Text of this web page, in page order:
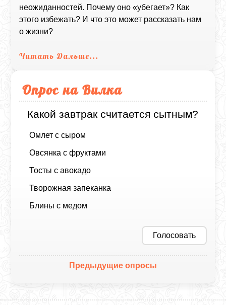
неожиданностей. Почему оно «убегает»? Как
этого избежать? И что это может рассказать нам
о жизни?
Читать Дальше...
Опрос на Вилка
Какой завтрак считается сытным?
Омлет с сыром
Овсянка с фруктами
Тосты с авокадо
Творожная запеканка
Блины с медом
Голосовать
Предыдущие опросы